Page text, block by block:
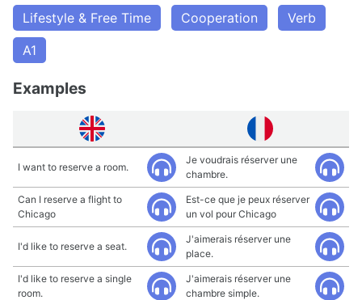
Lifestyle & Free Time
Cooperation
Verb
A1
Examples
I want to reserve a room.
Je voudrais réserver une
chambre.
Can I reserve a flight to
Chicago
Est-ce que je peux réserver
un vol pour Chicago
I'd like to reserve a seat.
J'aimerais réserver une
place.
I'd like to reserve a single
room.
J'aimerais réserver une
chambre simple.